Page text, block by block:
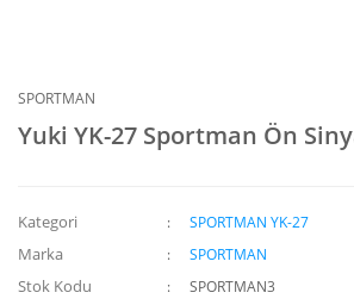
SPORTMAN
Yuki YK-27 Sportman Ön
Kategori SPORTMAN YK-27
Marka SPORTMAN
Stok Kodu SPORTMAN3